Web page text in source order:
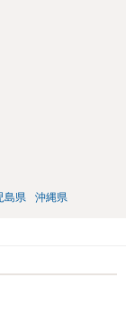
島県 沖縄県